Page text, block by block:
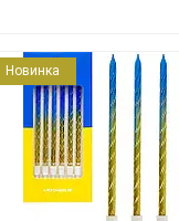
Новинка